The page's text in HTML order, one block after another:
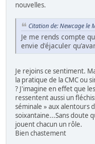
nouvelles.
Citation de: Newcage le
Je me rends compte
envie d'éjaculer
Je rejoins ce sentiment.
la pratique de la CMC ou
? J'imagine en effet que
ressentent aussi un
séminale » aux alentours
soixantaine...Sans doute
jouent chacun un rôle.
Bien chastement